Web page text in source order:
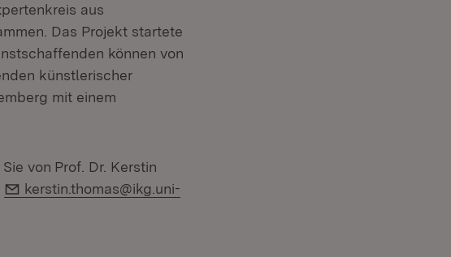
aus
Das Projekt startete
können von
künstlerischer
mit einem
von Prof. Dr. Kerstin
E-Mail:
kerstin.thomas@ikg.uni-